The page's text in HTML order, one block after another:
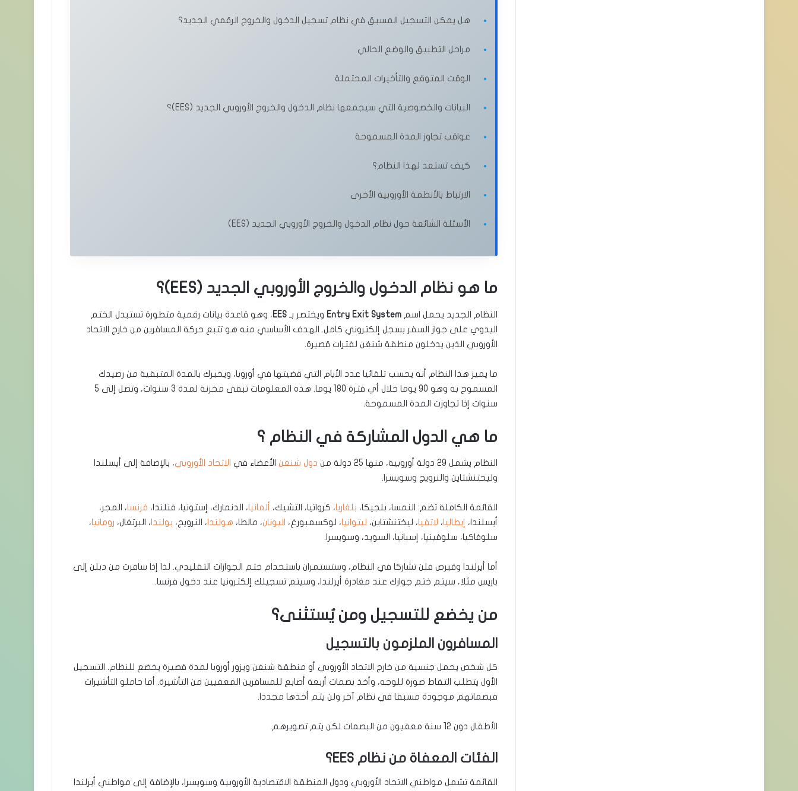
هل يمكن التسجيل المسبق في نظام تسجيل الدخول والخروج الرقمي الجديد؟
مراحل التطبيق والوضع الحالي
الوقت المتوقع والتأخيرات المحتملة
البيانات والخصوصية التي سيجمعها نظام الدخول والخروج الأوروبي الجديد (EES)؟
عواقب تجاوز المدة المسموحة
كيف تستعد لهذا النظام؟
الارتباط بالأنظمة الأوروبية الأخرى
الأسئلة الشائعة حول نظام الدخول والخروج الأوروبي الجديد (EES)
ما هو نظام الدخول والخروج الأوروبي الجديد (EES)؟
النظام الجديد يحمل اسم ويختصر بـ EES، وهو قاعدة بيانات رقمية متطورة تستبدل الختم
اليدوي على جواز السفر بسجل إلكتروني كامل. الهدف الأساسي منه هو تتبع حركة المسافرين من خارج الاتحاد
الأوروبي الذين يدخلون منطقة شنغن لفترات قصيرة.
ما يميز هذا النظام أنه يحسب تلقائيا عدد الأيام التي قضيتها في أوروبا، ويخبرك بالمدة المتبقية من رصيدك
المسموح به وهو 90 يوما خلال أي فترة 180 يوما. هذه المعلومات تبقى مخزنة لمدة 3 سنوات، وتصل إلى 5
سنوات إذا تجاوزت المدة المسموحة.
ما هي الدول المشاركة في النظام ؟
النظام يشمل 29 دولة أوروبية، منها 25 دولة من دول شنغن الأعضاء في الاتحاد الأوروبي، بالإضافة إلى أيسلندا
وليختنشتاين والنرويج وسويسرا.
القائمة الكاملة تضم: النمسا، بلجيكا، بلغاريا، كرواتيا، التشيك، ألمانيا، الدنمارك، إستونيا، فنلندا، فرنسا، المجر،
أيسلندا،
إيطاليا، لاتفيا، ليختنشتاين، ليتوانيا، لوكسمبورغ، اليونان، مالطا، هولندا ، النرويج، بولندا ، البرتغال، رومانيا،
سلوفاكيا، سلوفينيا، إسبانيا، السويد، وسويسرا.
أما أيرلندا وقبرص فلن تشاركا في النظام، وستستمران باستخدام ختم الجوازات التقليدي. لذا إذا سافرت من دبلن إلى
باريس مثلا، سيتم ختم جوازك عند مغادرة أيرلندا، وسيتم تسجيلك إلكترونيا عند دخول فرنسا.
من يخضع للتسجيل ومن يُستثنى؟
المسافرون الملزمون بالتسجيل
كل شخص يحمل جنسية من خارج الاتحاد الأوروبي أو منطقة شنغن ويزور أوروبا لمدة قصيرة يخضع للنظام. التسجيل
الأول يتطلب التقاط صورة للوجه، وأخذ بصمات أربعة أصابع للمسافرين المعفيين من التأشيرة. أما حاملو التأشيرات
فبصماتهم موجودة مسبقا في نظام آخر ولن يتم أخذها مجددا.
الأطفال دون 12 سنة معفيون من البصمات لكن يتم تصويرهم.
الفئات المعفاة من نظام EES؟
القائمة تشمل مواطني الاتحاد الأوروبي ودول المنطقة الاقتصادية الأوروبية وسويسرا، بالإضافة إلى مواطني أيرلندا